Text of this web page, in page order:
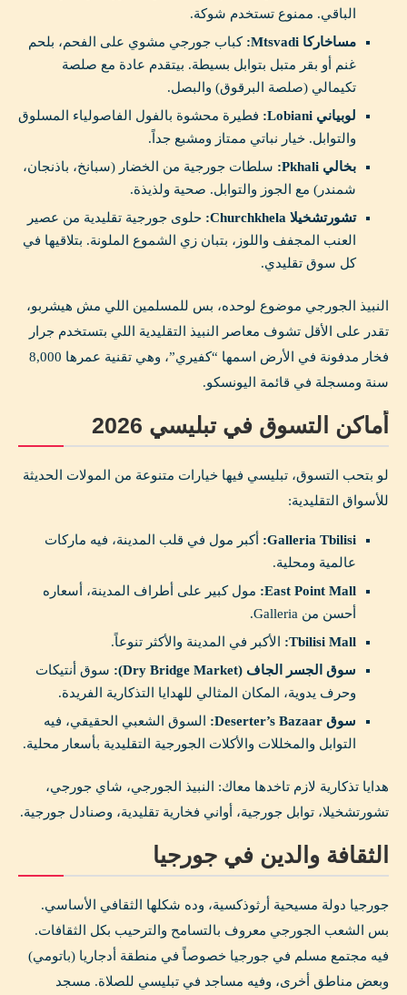
الباقي. ممنوع تستخدم شوكة.
مساخاركا Mtsvadi:
كباب جورجي مشوي على الفحم، بلحم
غنم أو بقر متبل بتوابل بسيطة. بيتقدم عادة مع صلصة
تكيمالي (صلصة البرقوق) والبصل.
لوبياني Lobiani:
فطيرة محشوة بالفول الفاصولياء المسلوق
والتوابل. خيار نباتي ممتاز ومشبع جداً.
بخالي Pkhali:
سلطات جورجية من الخضار (سبانخ، باذنجان،
شمندر) مع الجوز والتوابل. صحية ولذيذة.
تشورتشخيلا Churchkhela:
حلوى جورجية تقليدية من عصير
العنب المجفف واللوز، بتبان زي الشموع الملونة. بتلاقيها في
كل سوق تقليدي.
النبيذ الجورجي موضوع لوحده، بس للمسلمين اللي مش هيشربو،
تقدر على الأقل تشوف معاصر النبيذ التقليدية اللي بتستخدم جرار
فخار مدفونة في الأرض اسمها “كفيري”، وهي تقنية عمرها 8,000
سنة ومسجلة في قائمة اليونسكو.
أماكن التسوق في تبليسي 2026
لو بتحب التسوق، تبليسي فيها خيارات متنوعة من المولات الحديثة
للأسواق التقليدية:
Galleria Tbilisi:
أكبر مول في قلب المدينة، فيه ماركات
عالمية ومحلية.
East Point Mall:
مول كبير على أطراف المدينة، أسعاره
أحسن من Galleria.
Tbilisi Mall:
الأكبر في المدينة والأكثر تنوعاً.
سوق الجسر الجاف (Dry Bridge Market):
سوق أنتيكات
وحرف يدوية، المكان المثالي للهدايا التذكارية الفريدة.
سوق Deserter’s Bazaar:
السوق الشعبي الحقيقي، فيه
التوابل والمخللات والأكلات الجورجية التقليدية بأسعار محلية.
هدايا تذكارية لازم تاخدها معاك: النبيذ الجورجي، شاي جورجي،
تشورتشخيلا، توابل جورجية، أواني فخارية تقليدية، وصنادل جورجية.
الثقافة والدين في جورجيا
جورجيا دولة مسيحية أرثوذكسية، وده شكلها الثقافي الأساسي.
بس الشعب الجورجي معروف بالتسامح والترحيب بكل الثقافات.
فيه مجتمع مسلم في جورجيا خصوصاً في منطقة أدجاريا (باتومي)
وبعض مناطق أخرى، وفيه مساجد في تبليسي للصلاة. مسجد